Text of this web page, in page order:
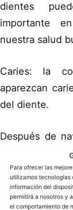
Para ofrecer las
utilizamos tecnologías
información del
permitirá a nosotros y
el comportamiento de
dientes
importante
nuestra salud
Caries: la
aparezcan
del diente.
Después de
clínica dental
revisión.
solución a las
tu boca,